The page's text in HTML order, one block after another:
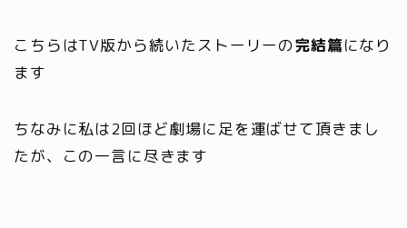
こちらはTV版から続いたストーリーの完結篇になり
ます
ちなみに私は2回ほど劇場に足を運ばせて頂きまし
たが、この一言に尽きます